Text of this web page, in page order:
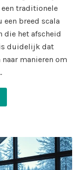
een traditionele
een breed scala
die het afscheid
duidelijk dat
manieren om